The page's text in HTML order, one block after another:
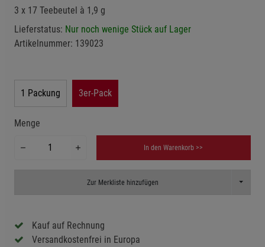
3 x 17 Teebeutel à 1,9 g
Lieferstatus: Nur noch wenige Stück auf Lager
Artikelnummer: 139023
1 Packung 3er-Pack
Menge
In den Warenkorb >>
Zur Merkliste hinzufügen Toggle
Kauf auf Rechnung
Versandkostenfrei in Europa